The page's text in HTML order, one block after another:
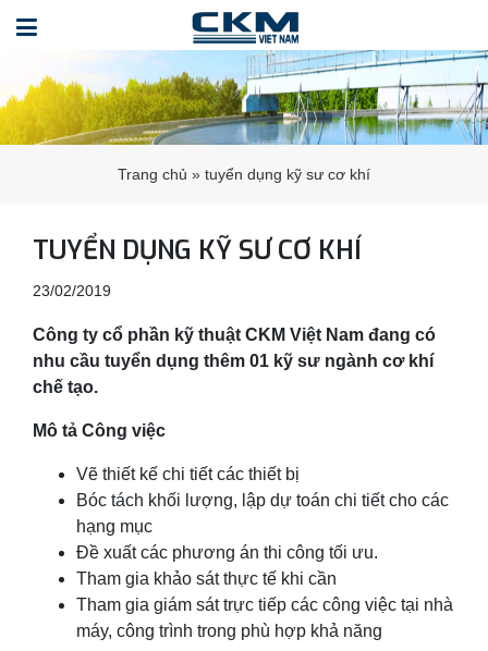
Trang chủ » tuyển dụng kỹ sư cơ khí
TUYỂN DỤNG KỸ SƯ CƠ KHÍ
23/02/2019
Công ty cổ phần kỹ thuật CKM Việt Nam đang có
nhu cầu tuyển dụng thêm 01 kỹ sư ngành cơ khí
chế tạo.
Mô tả Công việc
Vẽ thiết kế chi tiết các thiết bị
Bóc tách khối lượng, lập dự toán chi tiết cho các
hạng mục
Đề xuất các phương án thi công tối ưu.
Tham gia khảo sát thực tế khi cần
Tham gia giám sát trực tiếp các công việc tại nhà
máy, công trình trong phù hợp khả năng